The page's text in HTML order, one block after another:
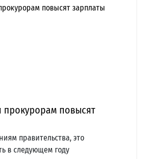
прокурорам повысят
правительства, это
в следующем году